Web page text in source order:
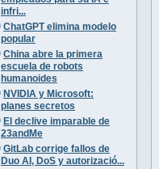
infri...
ChatGPT elimina modelo
popular
China abre la primera
escuela de robots
humanoides
NVIDIA y Microsoft:
planes secretos
El declive imparable de
23andMe
GitLab corrige fallos de
Duo AI, DoS y autorizació...